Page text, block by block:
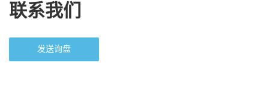
联系我们
发送询盘